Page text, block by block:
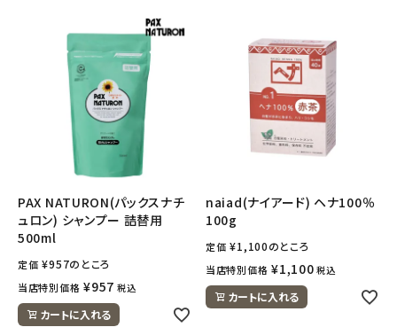
エコメイト
ナチュラプラス
アルマウィン
アルモニベルツ
ご利用ガイド等
PAX NATURON(パックスナチ
ュロン) シャンプー 詰替用
500ml
定価 ¥957のところ
当店特別価格 ¥957 税込
カートに入れる
naiad(ナイアード) ヘナ100％
100g
定価 ¥1,100のところ
当店特別価格 ¥1,100 税込
カートに入れる